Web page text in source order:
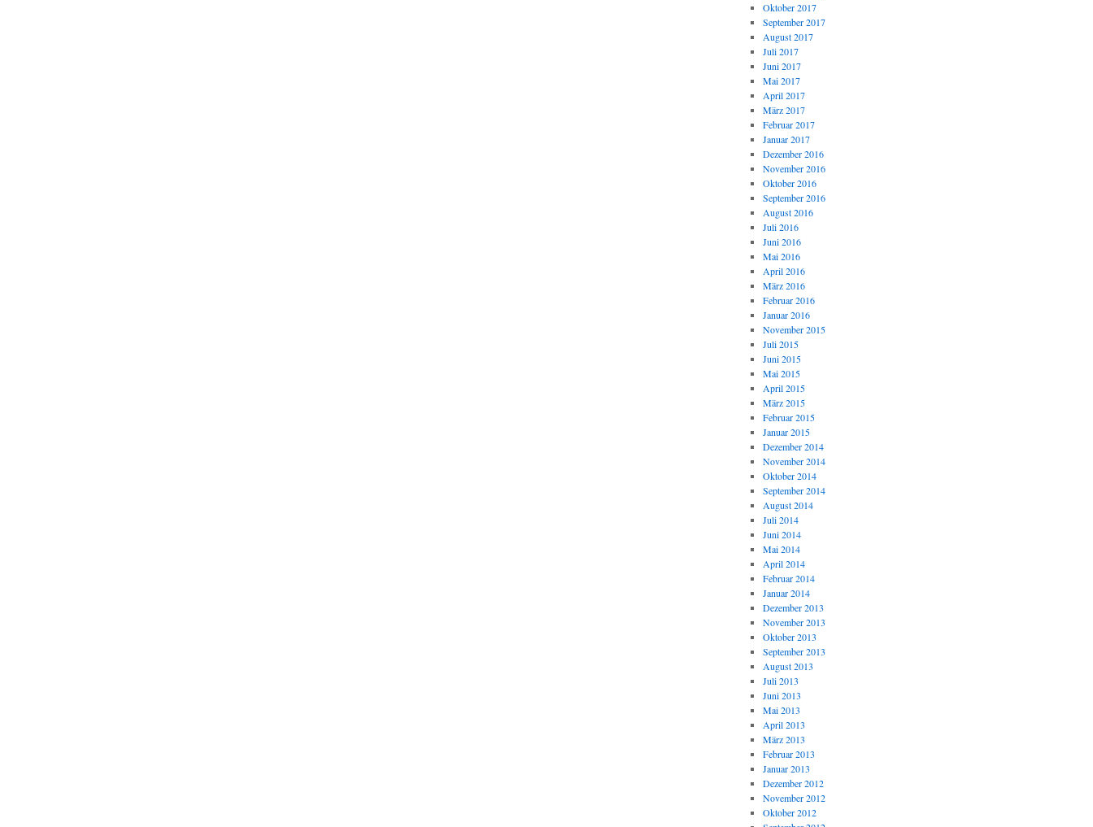
Oktober 2017
September 2017
August 2017
Juli 2017
Juni 2017
Mai 2017
April 2017
März 2017
Februar 2017
Januar 2017
Dezember 2016
November 2016
Oktober 2016
September 2016
August 2016
Juli 2016
Juni 2016
Mai 2016
April 2016
März 2016
Februar 2016
Januar 2016
November 2015
Juli 2015
Juni 2015
Mai 2015
April 2015
März 2015
Februar 2015
Januar 2015
Dezember 2014
November 2014
Oktober 2014
September 2014
August 2014
Juli 2014
Juni 2014
Mai 2014
April 2014
Februar 2014
Januar 2014
Dezember 2013
November 2013
Oktober 2013
September 2013
August 2013
Juli 2013
Juni 2013
Mai 2013
April 2013
März 2013
Februar 2013
Januar 2013
Dezember 2012
November 2012
Oktober 2012